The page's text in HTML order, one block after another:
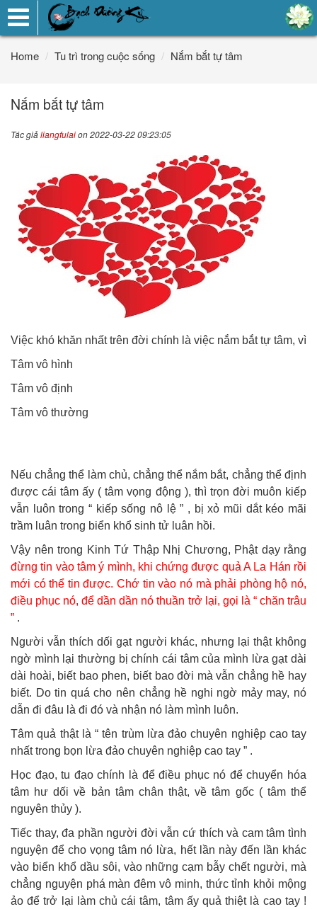
Toggle
navigation
Home
Tu trì trong cuộc sống Nắm bắt tự tâm
Nắm bắt tự tâm
Tác giảliangfulaion 2022-03-22 09:23:05
Việc khó khăn nhất trên đời chính là việc nắm bắt tự tâm, vì
Tâm vô hình
Tâm vô định
Tâm vô thường
Nếu chẳng thể làm chủ, chẳng thể nắm bắt, chẳng thể định
được cái tâm ấy ( tâm vọng động ), thì trọn đời muôn kiếp
vẫn luôn trong “ kiếp sống nô lệ ” , bị xỏ mũi dắt kéo mãi
trầm luân trong biển khổ sinh tử luân hồi.
Vậy nên trong Kinh Tứ Thập Nhị Chương, Phật dạy rằng
đừng tin vào tâm ý mình, khi chứng được quả A La Hán rồi
mới có thể tin được. Chớ tin vào nó mà phải phòng hộ nó,
điều phục nó, để dần dần nó thuần trở lại, gọi là “ chăn trâu
” .
Người vẫn thích dối gạt người khác, nhưng lại thật không
ngờ mình lại thường bị chính cái tâm của mình lừa gạt dài
dài hoài, biết bao phen, biết bao đời mà vẫn chẳng hề hay
biết. Do tin quá cho nên chẳng hề nghi ngờ mảy may, nó
dẫn đi đâu là đi đó và nhận nó làm mình luôn.
Tâm quả thật là “ tên trùm lừa đảo chuyên nghiệp cao tay
nhất trong bọn lừa đảo chuyên nghiệp cao tay ” .
Học đạo, tu đạo chính là để điều phục nó để chuyển hóa
tâm hư dối về bản tâm chân thật, về tâm gốc ( tâm thể
nguyên thủy ).
Tiếc thay, đa phần người đời vẫn cứ thích và cam tâm tình
nguyện để cho vọng tâm nó lừa, hết lần này đến lần khác
vào biển khổ dầu sôi, vào những cạm bẫy chết người, mà
chẳng nguyện phá màn đêm vô minh, thức tỉnh khỏi mộng
ảo để trở lại làm chủ cái tâm, tâm ấy quả thiệt là cao tay !